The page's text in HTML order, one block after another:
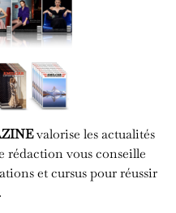
valorise les actualités
rédaction vous conseille
et cursus pour réussir